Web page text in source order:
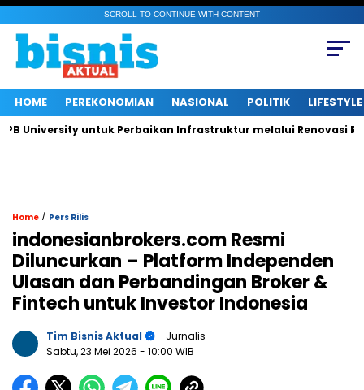
SCROLL TO CONTINUE WITH CONTENT
HOME PEREKONOMIAN NASIONAL POLITIK LIFESTYLE
University untuk Perbaikan Infrastruktur melalui Renovasi
Home / Pers Rilis
indonesianbrokers.com Resmi
Diluncurkan – Platform Independen
Ulasan dan Perbandingan Broker &
Fintech untuk Investor Indonesia
Tim Bisnis Aktual
- Jurnalis
Sabtu, 23 Mei 2026 - 10:00 WIB